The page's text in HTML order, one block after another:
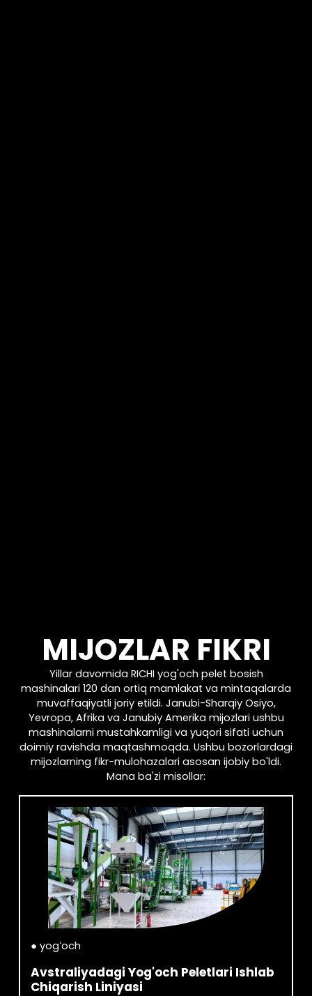
MIJOZLAR FIKRI
Yillar davomida RICHI yog'och pelet bosish
mashinalari 120 dan ortiq mamlakat va mintaqalarda
muvaffaqiyatli joriy etildi. Janubi-Sharqiy Osiyo,
Yevropa, Afrika va Janubiy Amerika mijozlari ushbu
mashinalarni mustahkamligi va yuqori sifati uchun
doimiy ravishda maqtashmoqda. Ushbu bozorlardagi
mijozlarning fikr-mulohazalari asosan ijobiy bo'ldi.
Mana ba'zi misollar:
● yogʻoch
Avstraliyadagi Yog'och Peletlari Ishlab
Chiqarish Liniyasi